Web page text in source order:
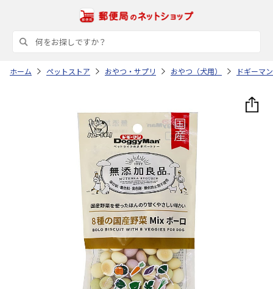
ホーム ペットストア おやつ・サプリ おやつ（犬用） ドギーマ